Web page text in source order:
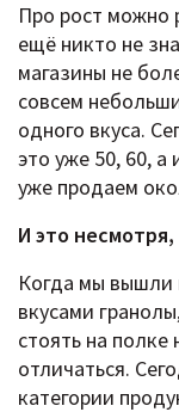
Про рост можно
ещё никто не
магазины не
совсем
одного вкуса.
это уже 50, 60, а
уже продаем
И это
Когда мы вышли
вкусами
стоять на
отличаться.
категории